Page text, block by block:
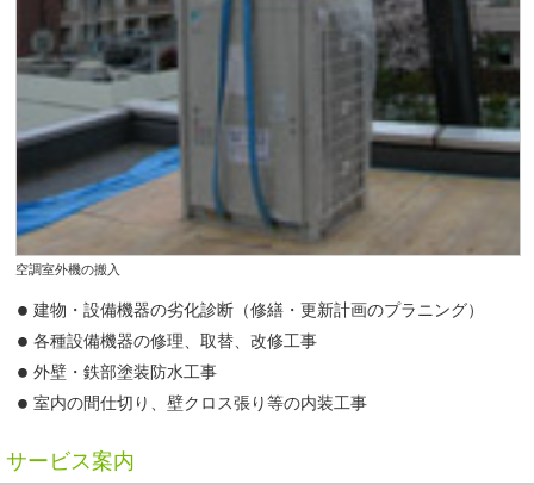
空調室外機の搬入
建物・設備機器の劣化診断（修繕・更新計画のプラニング）
各種設備機器の修理、取替、改修工事
外壁・鉄部塗装防水工事
室内の間仕切り、壁クロス張り等の内装工事
サービス案内